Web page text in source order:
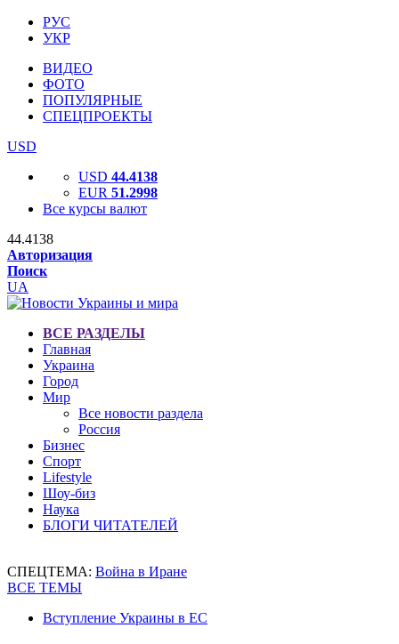
РУС
УКР
ВИДЕО
ФОТО
ПОПУЛЯРНЫЕ
СПЕЦПРОЕКТЫ
USD
USD 44.4138
EUR 51.2998
Все курсы валют
44.4138
Авторизация
Поиск
UA
ВСЕ РАЗДЕЛЫ
Главная
Украина
Город
Мир
Все новости раздела
Россия
Бизнес
Спорт
Lifestyle
Шоу-биз
Наука
БЛОГИ ЧИТАТЕЛЕЙ
СПЕЦТЕМА: Война в Иране
ВСЕ ТЕМЫ
Вступление Украины в ЕС